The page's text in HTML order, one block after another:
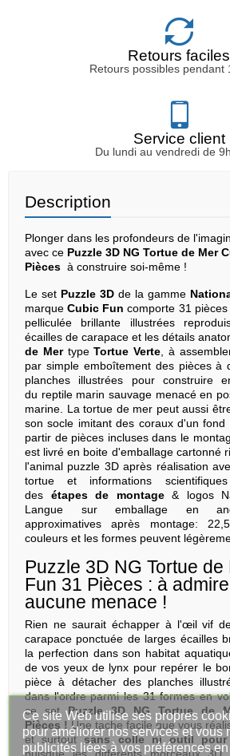
Retours faciles
Retours possibles pendant
Service client
Du lundi au vendredi de
Description
Plonger dans les profondeurs de
avec ce Puzzle 3D NG Tortue de Mer
Pièces à construire soi-même !
Le set Puzzle 3D de la gamme
marqueCubic Fun comporte 31
pelliculée brillante illustrées
écailles de carapace et les détails
de MertypeTortue Verte, à
par simple emboîtement des pièces à
planches illustrées pour construire
du reptile marin sauvage menacé en
marine. La tortue de mer peut aussi
son socle imitant des coraux d'un
partir de pièces incluses dans le
est livré en boite d'emballage cartonné
l'animal puzzle 3D après réalisation
tortue et informations
des étapes de montage& logos
Langue sur emballage en
approximatives après montage:
couleurs et les formes peuvent
Puzzle 3D NG Tortue de
Fun 31 Pièces : à
aucune menace !
Rien ne saurait échapper à l'œil vif
carapace ponctuée de larges écailles
la perfection dans son habitat
de vos yeux de lynx pour repérer le
pièce à détacher des planches
dans l'ordre parmi les 31 formes en
ce setPuzzle 3D NG Tortue de
Pièces ! Une tache facile que vous
et surtoutsans colle ni outil pour
Ce site Web utilise ses propres
pour améliorer nos services et vous
publicités liées à vos préférences